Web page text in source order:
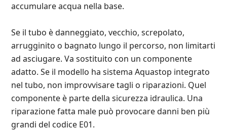
accumulare acqua nella base.
Se il tubo è danneggiato, vecchio, screpolato,
arrugginito o bagnato lungo il percorso, non limitarti
ad asciugare. Va sostituito con un componente
adatto. Se il modello ha sistema Aquastop integrato
nel tubo, non improvvisare tagli o riparazioni. Quel
componente è parte della sicurezza idraulica. Una
riparazione fatta male può provocare danni ben più
grandi del codice E01.